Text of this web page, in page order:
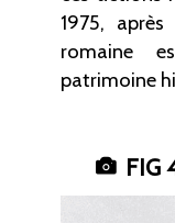
1975, après
romaine
patrimoine
FIG